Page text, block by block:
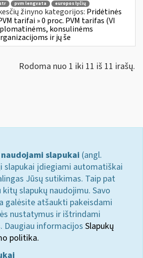
pvm lengvata
europos lyčių
žinyno kategorijos: Pridėtinės
tarifai » 0 proc. PVM tarifas (VI
konsulinėms
ir jų še
Rodoma nuo 1 iki 11 iš 11 irašų.
slapukai (angl.
slapukai įdiegiami automatiškai
Jūsų sutikimas. Taip pat
slapukų naudojimu. Savo
galėsite atšaukti pakeisdami
nustatymus ir ištrindami
Daugiau informacijos Slapukų
politika.